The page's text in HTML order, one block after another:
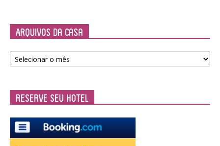
Arquivos da Casa
Arquivos
da
Reserve seu Hotel